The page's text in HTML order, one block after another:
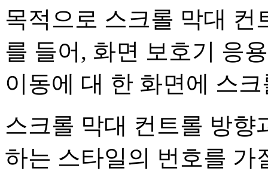
목적으로 스크롤 막대 컨
를 들어, 화면 보호기 응
이동에 대 한 화면에 스
스크롤 막대 컨트롤 방향
하는 스타일의 번호를 가